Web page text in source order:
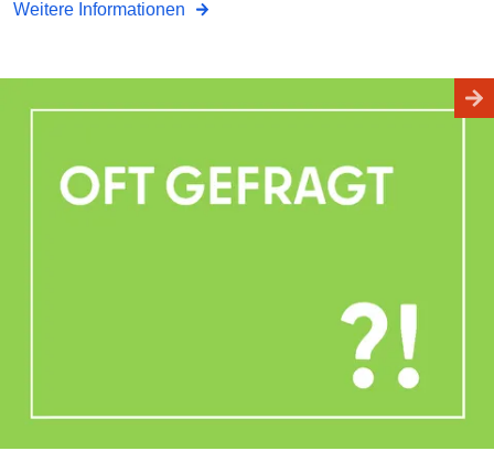
Weitere Informationen